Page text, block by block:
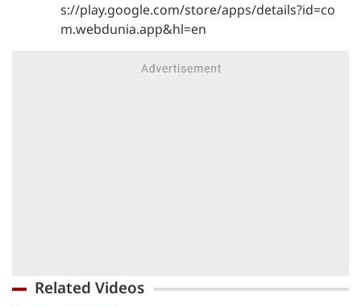
s://play.google.com/store/apps/details?id=co
m.webdunia.app&hl=en
Related Videos